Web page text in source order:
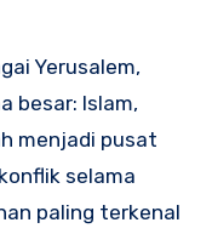
Yerusalem,
besar: Islam,
menjadi pusat
selama
paling terkenal